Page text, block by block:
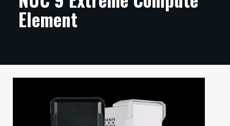
ARTIKKELIT
TIETOA
Element